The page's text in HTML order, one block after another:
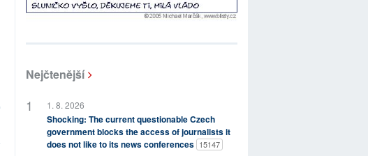
Nejčtenější
1. 8. 2026
Shocking: The current questionable Czech
government blocks the access of journalists it
does not like to its news conferences 15147